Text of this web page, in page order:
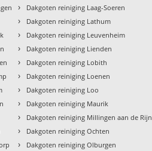
› Dakgoten reiniging Laag-Soeren
› Dakgoten reiniging Lathum
› Dakgoten reiniging Leuvenheim
› Dakgoten reiniging Lienden
› Dakgoten reiniging Lobith
› Dakgoten reiniging Loenen
› Dakgoten reiniging Loo
› Dakgoten reiniging Maurik
› Dakgoten reiniging Millingen aan de Rijn
› Dakgoten reiniging Ochten
› Dakgoten reiniging Olburgen